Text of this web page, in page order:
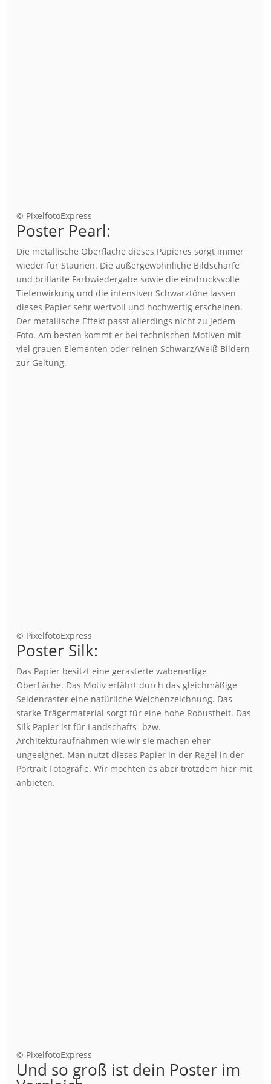
© PixelfotoExpress
Poster Pearl:
Die metallische Oberfläche dieses Papieres sorgt immer
wieder für Staunen. Die außergewöhnliche Bildschärfe
und brillante Farbwiedergabe sowie die eindrucksvolle
Tiefenwirkung und die intensiven Schwarztöne lassen
dieses Papier sehr wertvoll und hochwertig erscheinen.
Der metallische Effekt passt allerdings nicht zu jedem
Foto. Am besten kommt er bei technischen Motiven mit
viel grauen Elementen oder reinen Schwarz/Weiß Bildern
zur Geltung.
© PixelfotoExpress
Poster Silk:
Das Papier besitzt eine gerasterte wabenartige
Oberfläche. Das Motiv erfährt durch das gleichmäßige
Seidenraster eine natürliche Weichenzeichnung. Das
starke Trägermaterial sorgt für eine hohe Robustheit. Das
Silk Papier ist für Landschafts- bzw.
Architekturaufnahmen wie wir sie machen eher
ungeeignet. Man nutzt dieses Papier in der Regel in der
Portrait Fotografie. Wir möchten es aber trotzdem hier mit
anbieten.
© PixelfotoExpress
Und so groß ist dein Poster im